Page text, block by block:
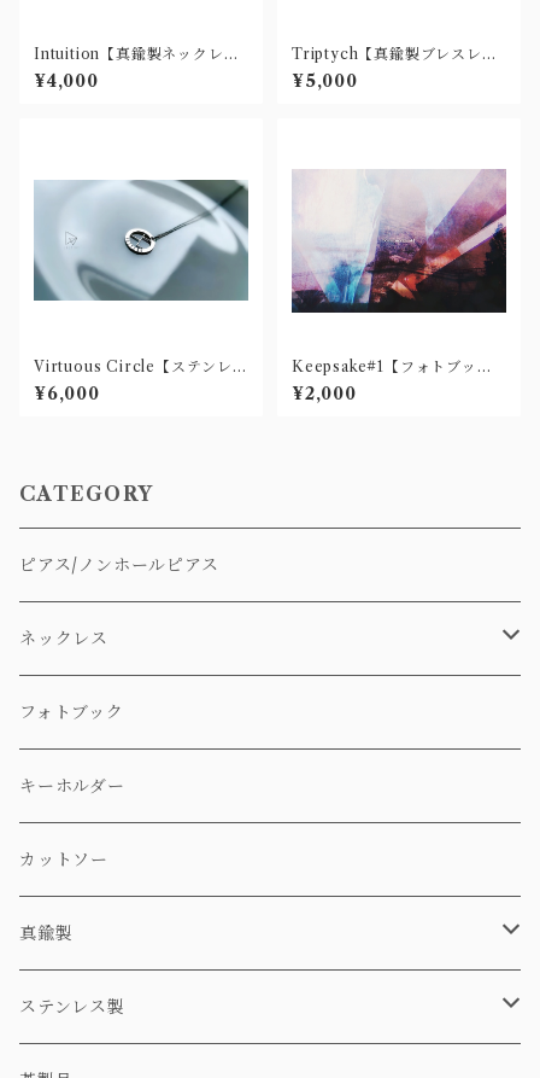
Intuition【真鍮製ネックレ
ス】
¥4,000
Triptych【真鍮製ブレスレッ
ト】
¥5,000
Virtuous Circle【ステンレス
製ネックレス】
¥6,000
Keepsake#1【フォトブッ
ク】
¥2,000
CATEGORY
ピアス/ノンホールピアス
ネックレス
ステンレス製
真鍮製
フォトブック
キーホルダー
カットソー
真鍮製
ネックレス
ステンレス製